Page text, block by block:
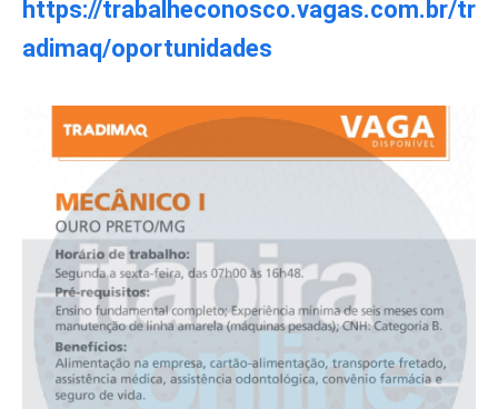
https://trabalheconosco.vagas.com.br/tr
adimaq/oportunidades